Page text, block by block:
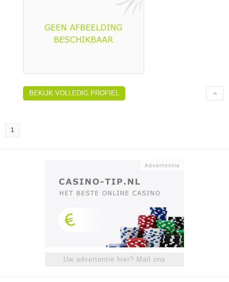
BEKIJK VOLLEDIG PROFIEL
1
Uw advertentie hier? Mail ons